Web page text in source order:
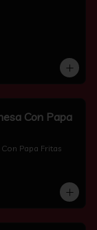
Con Papa
Papa Fritas